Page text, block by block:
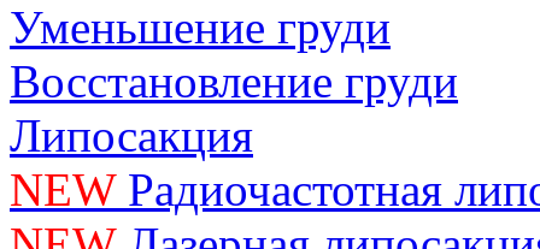
Уменьшение груди
Восстановление груди
Липосакция
NEWРадиочастотная